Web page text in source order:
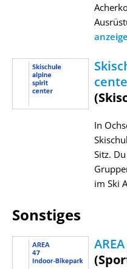
In
Sitz.
im Ski
Sonstiges